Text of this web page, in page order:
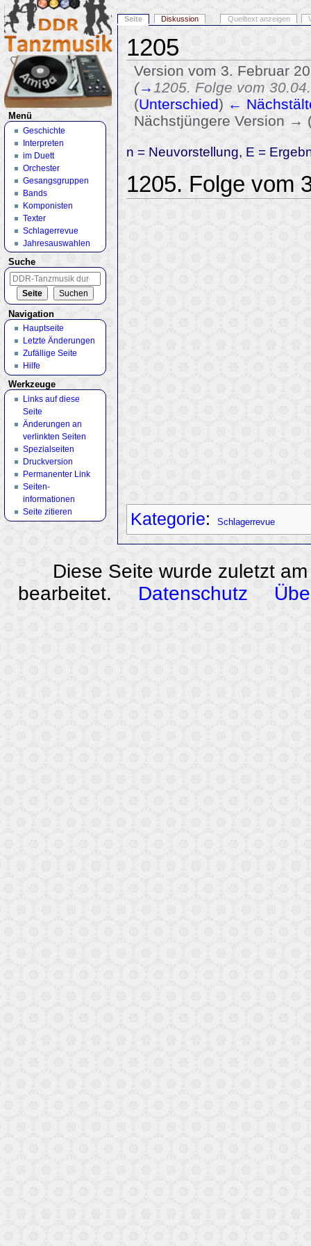
1205
Version vom 3. Februar
(→1205. Folge vom
(Unterschied) ←
Nächstjüngere Version →
n = Neuvorstellung, E =
1205. Folge vom
Kategorie: Schlagerrevue
Seite Diskussion Quelltext anzeigen
Menü
Geschichte
Interpreten
im Duett
Orchester
Gesangsgruppen
Bands
Komponisten
Texter
Schlagerrevue
Jahresauswahlen
Suche
Navigation
Hauptseite
Letzte Änderungen
Zufällige Seite
Hilfe
Werkzeuge
Links auf diese
Seite
Änderungen an
verlinkten Seiten
Spezialseiten
Druckversion
Permanenter Link
Seiten­
informationen
Seite zitieren
Diese Seite wurde zuletzt
bearbeitet.
Datenschutz